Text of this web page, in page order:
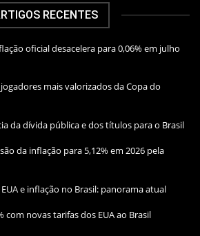
RECENTES
oficial desacelera para 0,06% em julho
mais valorizados da Copa do
da dívida pública e dos títulos para o Brasil
da inflação para 5,12% em 2026 pela
e inflação no Brasil: panorama atual
com novas tarifas dos EUA ao Brasil